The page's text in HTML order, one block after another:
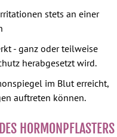
stets an einer
- ganz oder teilweise
herabgesetzt wird.
im Blut erreicht,
auftreten können.
HORMONPFLASTERS